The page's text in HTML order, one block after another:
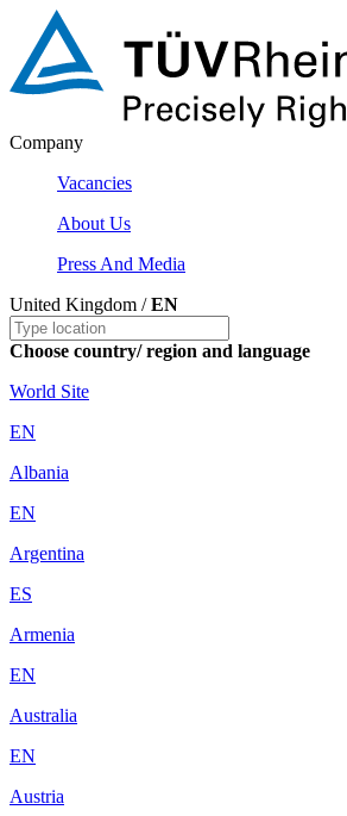
Company
Vacancies
About Us
Press And Media
United Kingdom /EN
Choose country/ region and language
World Site
EN
Albania
EN
Argentina
ES
Armenia
EN
Australia
EN
Austria